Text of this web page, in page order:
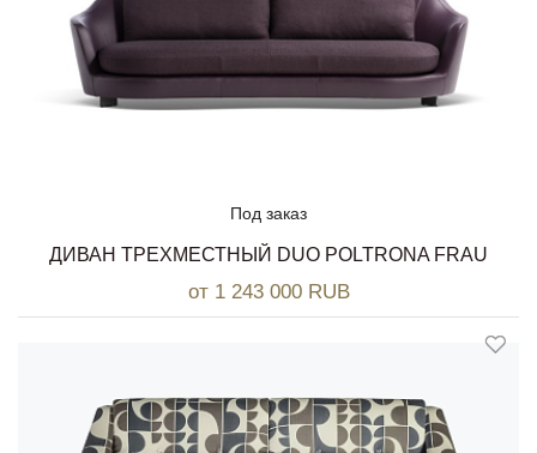
Под заказ
ДИВАН ТРЕХМЕСТНЫЙ DUO POLTRONA FRAU
от 1 243 000 RUB